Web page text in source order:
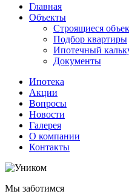
Главная
Объекты
Строящиеся
Подбор квартиры
Ипотечный
Документы
Ипотека
Акции
Вопросы
Новости
Галерея
О компании
Контакты
Мы заботимся